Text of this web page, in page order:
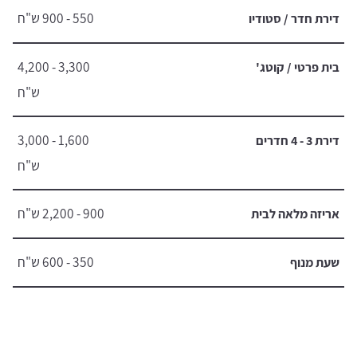
דירת חדר / סטודיו 550 - 900 ש"ח
בית פרטי / קוטג'
3,300 - 4,200
ש"ח
דירת 3 - 4 חדרים
1,600 - 3,000
ש"ח
אריזה מלאה לבית 900 - 2,200 ש"ח
שעת מנוף 350 - 600 ש"ח